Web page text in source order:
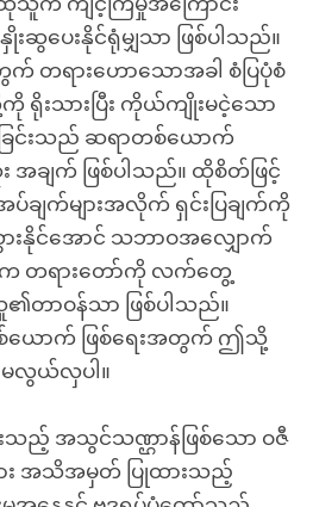
ပေးနိုင်ရုံမျှသာ ဖြစ်ပါသည်။
ရားဟောသောအခါ စံပြပုံစံ
းသားပြီး ကိုယ်ကျိုးမငဲ့သော
ြင်းသည် ဆရာတစ်ယောက်
ချက် ဖြစ်ပါသည်။ ထိုစိတ်ဖြင့်
ျက်များအလိုက် ရှင်းပြချက်ကို
းနိုင်အောင် သဘာဝအလျှောက်
က တရားတော်ကို လက်တွေ့
တာဝန်သာ ဖြစ်ပါသည်။
စ်ယောက် ဖြစ်ရေးအတွက် ဤသို့
မလွယ်လှပါ။
သည့် အသွင်သဏ္ဌာန်ဖြစ်သော ဝဇီ
း အသိအမှတ် ပြုထားသည့်